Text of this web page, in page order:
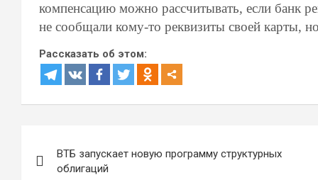
компенсацию можно рассчитывать, если банк
не сообщали кому-то реквизиты своей карты,
Рассказать об этом:
по
ВТБ запускает новую программу структурных
облигаций